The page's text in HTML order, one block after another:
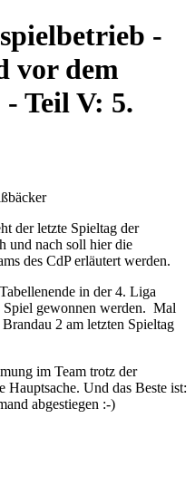
-
vor dem
Teil V: 5.
der letzte Spieltag der
und nach soll hier die
des CdP erläutert werden.
in der 4. Liga
gewonnen werden. Mal
2 am letzten Spieltag
im Team trotz der
Und das Beste ist:
abgestiegen :-)